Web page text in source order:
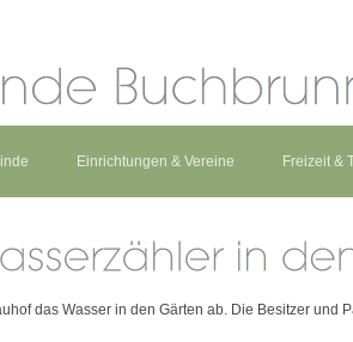
Einrichtungen & Vereine Freizeit &
das Wasser in den Gärten ab. Die Besitzer und